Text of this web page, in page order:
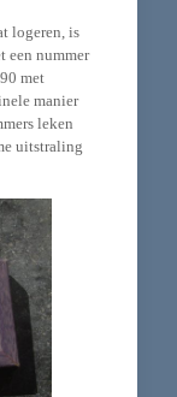
logeren, is
een nummer
met
manier
leken
uitstraling